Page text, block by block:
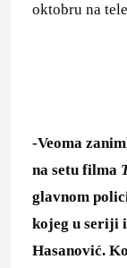
oktobru na
-Veoma
na setu filma
glavnom
kojeg u seriji
Hasanović.